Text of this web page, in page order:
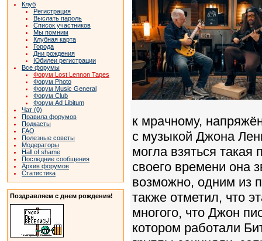
Клуб
Регистрация
Выслать пароль
Список участников
Мы помним
Клубная карта
Города
Дни рождения
Юбилеи регистрации
Все форумы
Форум Lost Lennon Tapes
Форум Photo
Форум Music General
Форум Club
Форум Ad Libitum
Чат (0)
Правила форумов
Подкасты
FAQ
Полезные советы
Модераторы
Hall of shame
Последние сообщения
Архив форумов
Статистика
Поздравляем с днем рождения!
к мрачному,
с музыкой Джона
могла взяться такая
своего времени она
возможно, одним из
также отметил, что
многого, что Джон
котором работали